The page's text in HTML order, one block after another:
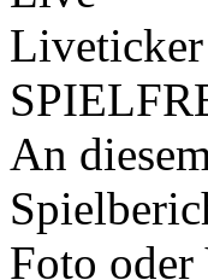
Liveticker
An
Foto oder